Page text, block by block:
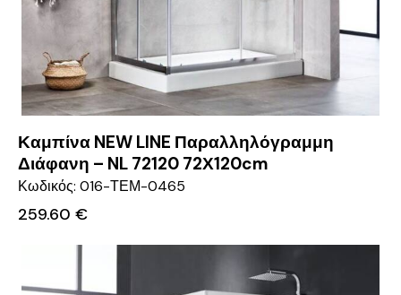
Καμπίνα NEW LINE Παραλληλόγραμμη
Διάφανη – NL 72120 72Χ120cm
Κωδικός: 016-ΤΕΜ-0465
259.60 €